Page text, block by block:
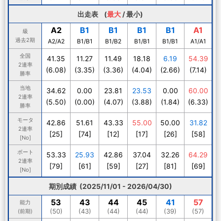
出走表 (最大 /最小)
級
過去2期
A2
A2/A2
B1
B1/B1
B1
B1/B2
B1
B1/B1
B1
B1/B1
A1
A1/A1
全国
2連率
勝率
41.35
(6.08)
11.27
(3.35)
11.49
(3.36)
18.18
(4.04)
6.19
(2.66)
54.39
(7.14)
当地
2連率
勝率
34.62
(5.50)
0.00
(0.00)
23.81
(4.07)
23.53
(3.88)
0.00
(1.84)
60.00
(6.33)
モータ
2連率
[No]
42.86
[25]
51.61
[74]
43.33
[12]
55.00
[17]
50.00
[26]
31.82
[58]
ボート
2連率
[No]
53.33
[79]
25.93
[61]
42.86
[59]
37.04
[27]
32.26
[81]
64.29
[69]
期別成績 (2025/11/01 - 2026/04/30)
能力
(前期)
53
(50)
43
(43)
44
(44)
45
(44)
41
(39)
57
(57)